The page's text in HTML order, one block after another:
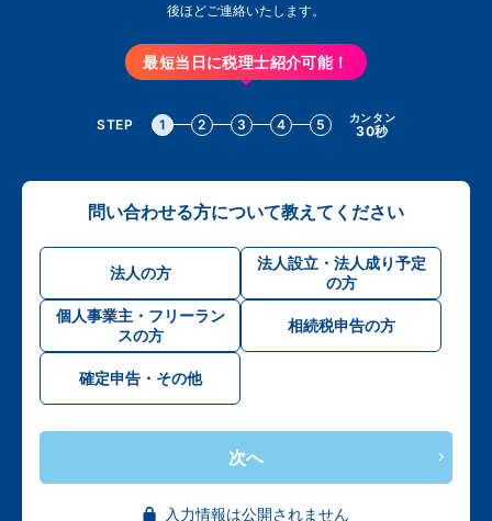
後ほどご連絡いたします。
最短当日に税理士紹介可能！
STEP 1 2 3 4 5 カンタン
30秒
問い合わせる方について教えてください
法人の方
法人設立・法人成り予定
の方
個人事業主・フリーラン
スの方
相続税申告の方
確定申告・その他
次へ
入力情報は公開されません